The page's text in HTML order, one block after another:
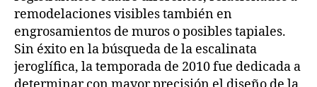
remodelaciones visibles también en
engrosamientos de muros o posibles tapiales.
Sin éxito en la búsqueda de la escalinata
jeroglífica, la temporada de 2010 fue dedicada a